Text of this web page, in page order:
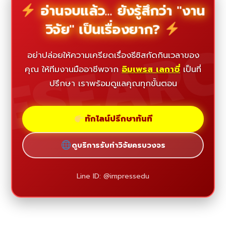
อ่านจบแล้ว... ยังรู้สึกว่า "งาน
วิจัย" เป็นเรื่องยาก?
อย่าปล่อยให้ความเครียดเรื่องธีซิสกัดกินเวลาของ
คุณ ให้ทีมงานมืออาชีพจาก อิมเพรส เลกาซี่ เป็นที่
ปรึกษา เราพร้อมดูแลคุณทุกขั้นตอน
ทักไลน์ปรึกษาทันที
ดูบริการรับทำวิจัยครบวงจร
Line ID: @impressedu